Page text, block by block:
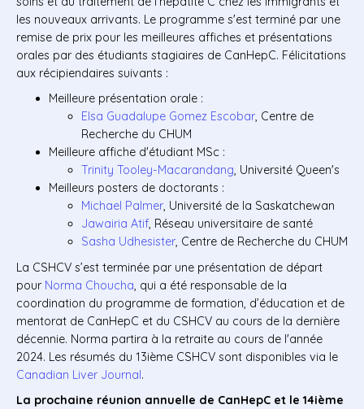
les nouveaux arrivants. Le programme s'est terminé par une
remise de prix pour les meilleures affiches et présentations
orales par des étudiants stagiaires de CanHepC. Félicitations
aux récipiendaires suivants :
Meilleure présentation orale :
Elsa Guadalupe Gomez Escobar, Centre de
Recherche du CHUM
Meilleure affiche d'étudiant MSc :
Trinity Tooley-Macarandang, Université Queen's
Meilleurs posters de doctorants :
Michael Palmer, Université de la Saskatchewan
Jawairia Atif, Réseau universitaire de santé
Sasha Udhesister, Centre de Recherche du CHUM
La CSHCV s’est terminée par une présentation de départ
pour Norma Choucha, qui a été responsable de la
coordination du programme de formation, d’éducation et de
mentorat de CanHepC et du CSHCV au cours de la dernière
décennie. Norma partira à la retraite au cours de l'année
2024. Les résumés du 13ième CSHCV sont disponibles via le
Canadian Liver Journal.
La prochaine réunion annuelle de CanHepC et le 14ième